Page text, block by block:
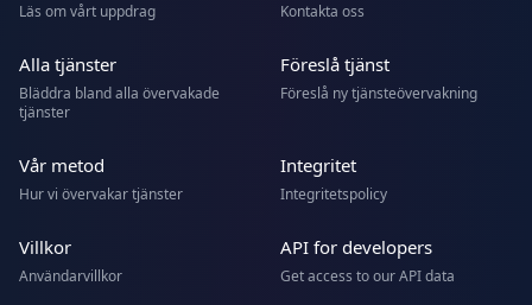
Läs om vårt uppdrag Kontakta oss
Alla tjänster
Bläddra bland alla övervakade
tjänster
Föreslå tjänst
Föreslå ny tjänsteövervakning
Vår metod
Hur vi övervakar tjänster
Integritet
Integritetspolicy
Villkor
Användarvillkor
API for developers
Get access to our API data